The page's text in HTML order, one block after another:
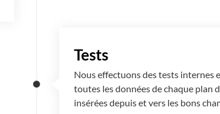
Tests
Nous effectuons des tests internes
toutes les données de chaque plan
insérées depuis et vers les bons